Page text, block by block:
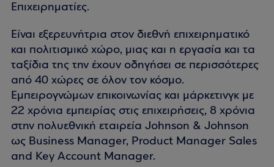
Επιχειρηματίες.
Είναι εξερευνήτρια στον διεθνή επιχειρηματικό
και πολιτισμικό χώρο, μιας και η εργασία και τα
ταξίδια της την έχουν οδηγήσει σε περισσότερες
από 40 χώρες σε όλον τον κόσμο.
Εμπειρογνώμων επικοινωνίας και μάρκετινγκ με
22 χρόνια εμπειρίας στις επιχειρήσεις, 8 χρόνια
στην πολυεθνική εταιρεία Johnson & Johnson
ως Business Manager, Product Manager Sales
and Key Account Manager.